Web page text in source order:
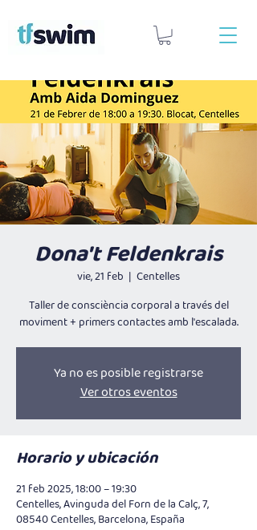
Dona't Feldenkrais
vie, 21 feb
  |
Centelles
Taller de consciència corporal a través del
moviment + primers contactes amb l'escalada.
Ya no es posible registrarse
Ver otros eventos
Horario y ubicación
21 feb 2025, 18:00 – 19:30
Centelles, Avinguda del Forn de la Calç, 7,
08540 Centelles, Barcelona, España